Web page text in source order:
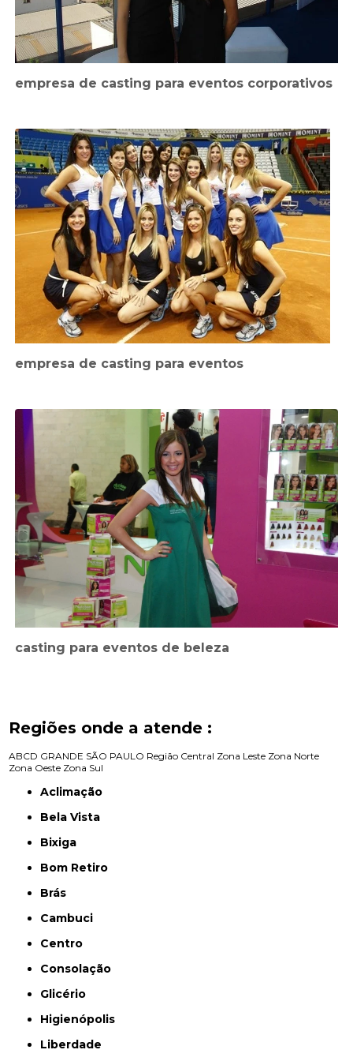
empresa de casting para eventos corporativos
empresa de casting para eventos
casting para eventos de beleza
Regiões onde a atende :
ABCD GRANDE SÃO PAULO Região Central Zona Leste Zona Norte
Zona Oeste Zona Sul
Aclimação
Bela Vista
Bixiga
Bom Retiro
Brás
Cambuci
Centro
Consolação
Glicério
Higienópolis
Liberdade